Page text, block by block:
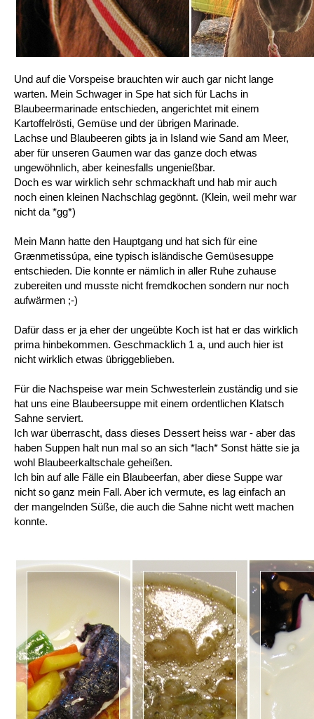
Und auf die Vorspeise brauchten wir auch gar nicht lange
warten. Mein Schwager in Spe hat sich für Lachs in
Blaubeermarinade entschieden, angerichtet mit einem
Kartoffelrösti, Gemüse und der übrigen Marinade.
Lachse und Blaubeeren gibts ja in Island wie Sand am Meer,
aber für unseren Gaumen war das ganze doch etwas
ungewöhnlich, aber keinesfalls ungenießbar.
Doch es war wirklich sehr schmackhaft und hab mir auch
noch einen kleinen Nachschlag gegönnt. (Klein, weil mehr war
nicht da *gg*)
Mein Mann hatte den Hauptgang und hat sich für eine
Grænmetissúpa, eine typisch isländische Gemüsesuppe
entschieden. Die konnte er nämlich in aller Ruhe zuhause
zubereiten und musste nicht fremdkochen sondern nur noch
aufwärmen ;-)
Dafür dass er ja eher der ungeübte Koch ist hat er das wirklich
prima hinbekommen. Geschmacklich 1 a, und auch hier ist
nicht wirklich etwas übriggeblieben.
Für die Nachspeise war mein Schwesterlein zuständig und sie
hat uns eine Blaubeersuppe mit einem ordentlichen Klatsch
Sahne serviert.
Ich war überrascht, dass dieses Dessert heiss war - aber das
haben Suppen halt nun mal so an sich *lach* Sonst hätte sie ja
wohl Blaubeerkaltschale geheißen.
Ich bin auf alle Fälle ein Blaubeerfan, aber diese Suppe war
nicht so ganz mein Fall. Aber ich vermute, es lag einfach an
der mangelnden Süße, die auch die Sahne nicht wett machen
konnte.